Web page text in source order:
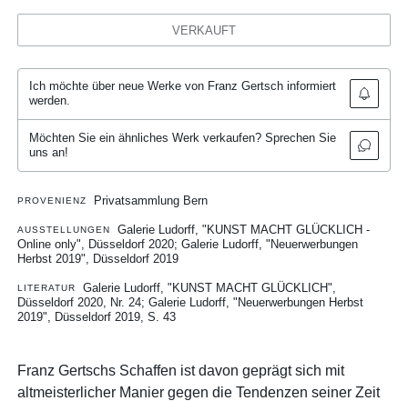
VERKAUFT
Ich möchte über neue Werke von Franz Gertsch informiert
werden.
Möchten Sie ein ähnliches Werk verkaufen? Sprechen Sie
uns an!
PROVENIENZ Privatsammlung Bern
AUSSTELLUNGEN
Galerie Ludorff, "KUNST MACHT GLÜCKLICH -
Online only", Düsseldorf 2020 Galerie Ludorff, "Neuerwerbungen
Herbst 2019", Düsseldorf 2019
LITERATUR
Galerie Ludorff, "KUNST MACHT GLÜCKLICH",
Düsseldorf 2020, Nr. 24 Galerie Ludorff, "Neuerwerbungen Herbst
2019", Düsseldorf 2019, S. 43
Franz Gertschs Schaffen ist davon geprägt sich mit
altmeisterlicher Manier gegen die Tendenzen seiner Zeit